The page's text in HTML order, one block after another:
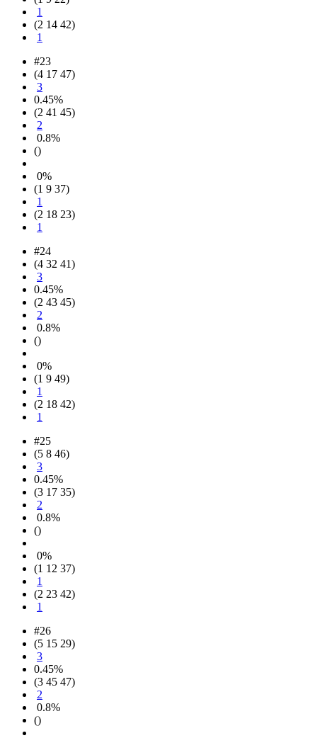
1
(2 14 42)
1
#23
(4 17 47)
3
0.45%
(2 41 45)
2
0.8%
()
0%
(1 9 37)
1
(2 18 23)
1
#24
(4 32 41)
3
0.45%
(2 43 45)
2
0.8%
()
0%
(1 9 49)
1
(2 18 42)
1
#25
(5 8 46)
3
0.45%
(3 17 35)
2
0.8%
()
0%
(1 12 37)
1
(2 23 42)
1
#26
(5 15 29)
3
0.45%
(3 45 47)
2
0.8%
()